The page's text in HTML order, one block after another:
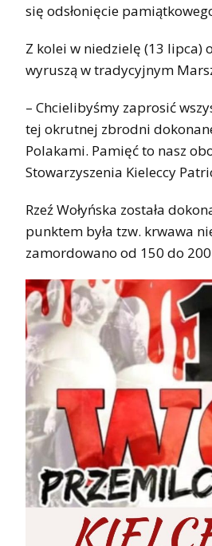
się odsłonięcie
Z kolei w niedzielę (13 lipca)
wyruszą w tradycyjnym
– Chcielibyśmy zaprosić
tej okrutnej zbrodni
Polakami. Pamięć to nasz
Stowarzyszenia Kieleccy
Rzeź Wołyńska została
punktem była tzw. krwawa
zamordowano od 150 do